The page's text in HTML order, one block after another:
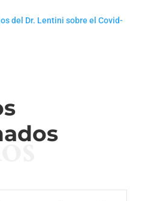
del Dr. Lentini sobre el Covid-